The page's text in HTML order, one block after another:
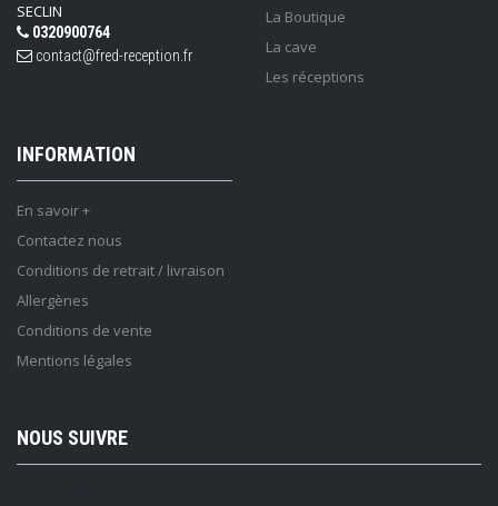
SECLIN
0320900764
contact@fred-reception.fr
La Boutique
La cave
Les réceptions
INFORMATION
En savoir +
Contactez nous
Conditions de retrait / livraison
Allergènes
Conditions de vente
Mentions légales
NOUS SUIVRE